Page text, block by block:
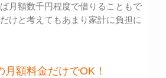
月額数千円程度で借りることもで
けと考えてもあまり家計に負担に
月額料金だけでOK！